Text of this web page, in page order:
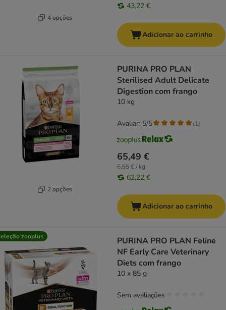
4 opções
43,22 €
Adicionar ao carrinho
2 opções
PURINA PRO PLAN
Sterilised Adult Delicate
Digestion com frango
10 kg
65,49 €
6,55 € / kg
62,22 €
Avaliar: 5/5 (1)
Adicionar ao carrinho
zooplus
PURINA PRO PLAN Feline
NF Early Care Veterinary
Diets com frango
10 x 85 g
Sem avaliações